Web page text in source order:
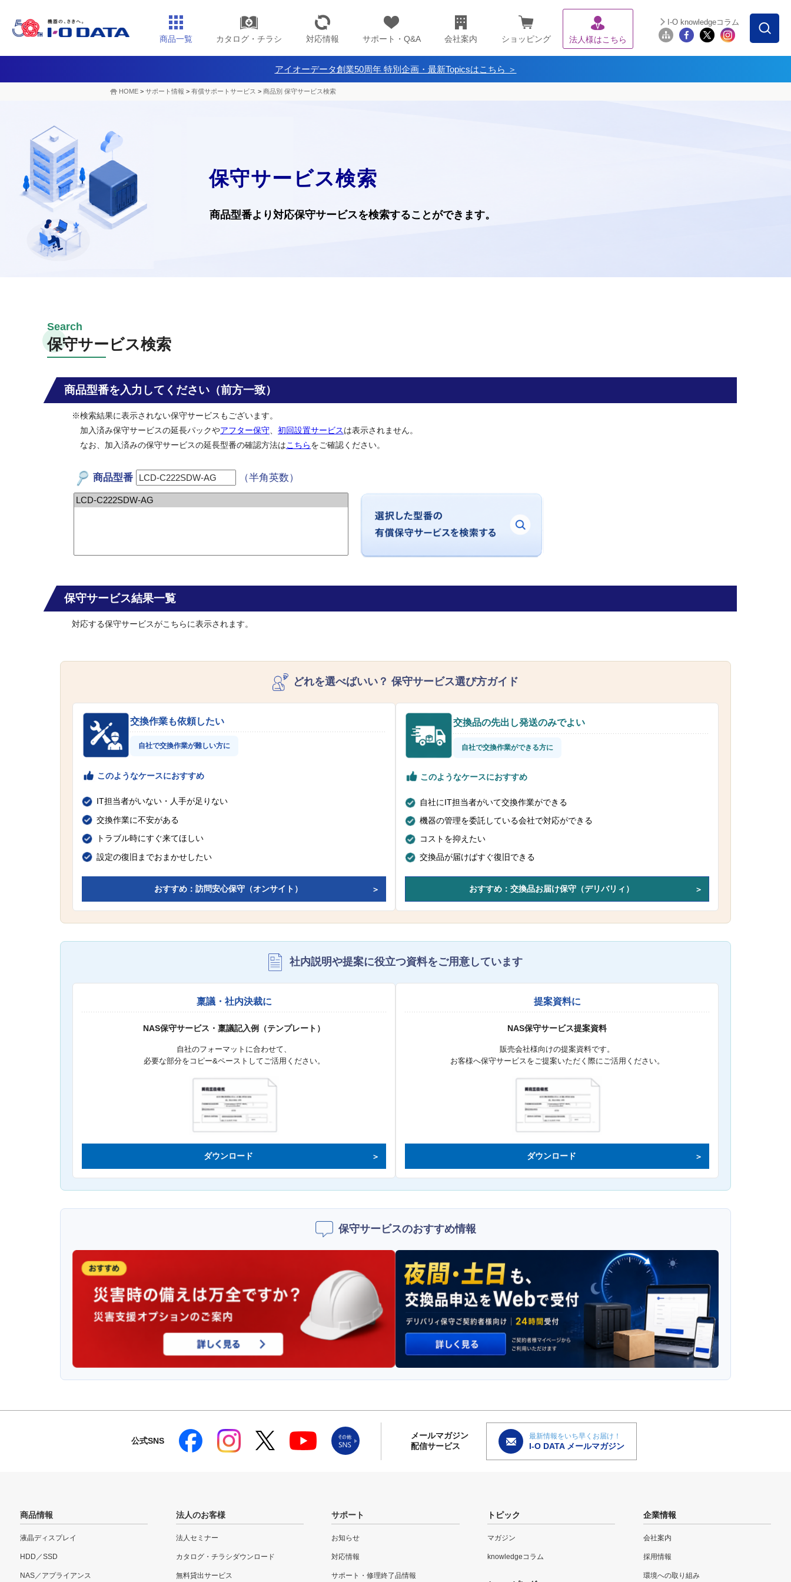
商品一覧 カタログ・チラシ 対応情報 サポート・Q&A 会社案内 ショッピング 法人様はこちら
I-O knowledgeコラム
アイオーデータ創業50周年 特別企画・最新Topicsはこちら ＞
HOME > サポート情報 > 有償サポートサービス > 商品別 保守サービス検索
保守サービス検索
商品型番より対応保守サービスを検索することができます。
保守サービス検索
商品型番を入力してください（前方一致）
※検索結果に表示されない保守サービスもございます。
加入済み保守サービスの延長パックやアフター保守 初回設置サービスは表示されません。
なお、加入済みの保守サービスの延長型番の確認方法はこちらをご確認ください。
商品型番 （半角英数）
保守サービス結果一覧
対応する保守サービスがこちらに表示されます。
どれを選べばいい？ 保守サービス選び方ガイド
交換作業も依頼したい
自社で交換作業が難しい方に
このようなケースにおすすめ
IT担当者がいない・人手が足りない
交換作業に不安がある
トラブル時にすぐ来てほしい
設定の復旧までおまかせしたい
おすすめ：訪問安心保守（オンサイト）
交換品の先出し発送のみでよい
自社で交換作業ができる方に
このようなケースにおすすめ
自社にIT担当者がいて交換作業ができる
機器の管理を委託している会社で対応ができる
コストを抑えたい
交換品が届けばすぐ復旧できる
おすすめ：交換品お届け保守（デリバリィ）
社内説明や提案に役立つ資料をご用意しています
稟議・社内決裁に
NAS保守サービス・稟議記入例（テンプレート）
自社のフォーマットに合わせて、
必要な部分をコピー&ペーストしてご活用ください。
ダウンロード
提案資料に
NAS保守サービス提案資料
販売会社様向けの提案資料です。
お客様へ保守サービスをご提案いただく際にご活用ください。
ダウンロード
保守サービスのおすすめ情報
公式SNS
メールマガジン
配信サービス
最新情報をいち早くお届け！
I-O DATA メールマガジン
商品情報
液晶ディスプレイ
HDD／SSD
NAS／アプライアンス
法人のお客様
法人セミナー
カタログ・チラシダウンロード
無料貸出サービス
サポート
お知らせ
対応情報
サポート・修理終了品情報
トピック
マガジン
knowledgeコラム
企業情報
会社案内
採用情報
環境への取り組み